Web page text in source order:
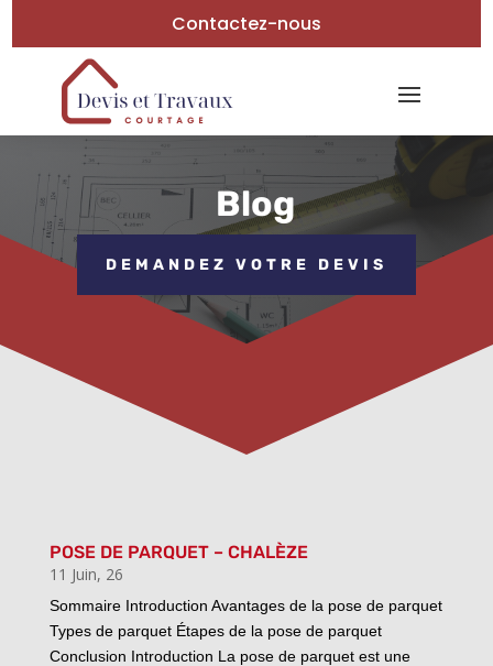
Contactez-nous
Blog
DEMANDEZ VOTRE DEVIS
POSE DE PARQUET – CHALÈZE
11 Juin, 26
Sommaire Introduction Avantages de la pose de parquet
Types de parquet Étapes de la pose de parquet
Conclusion Introduction La pose de parquet est une